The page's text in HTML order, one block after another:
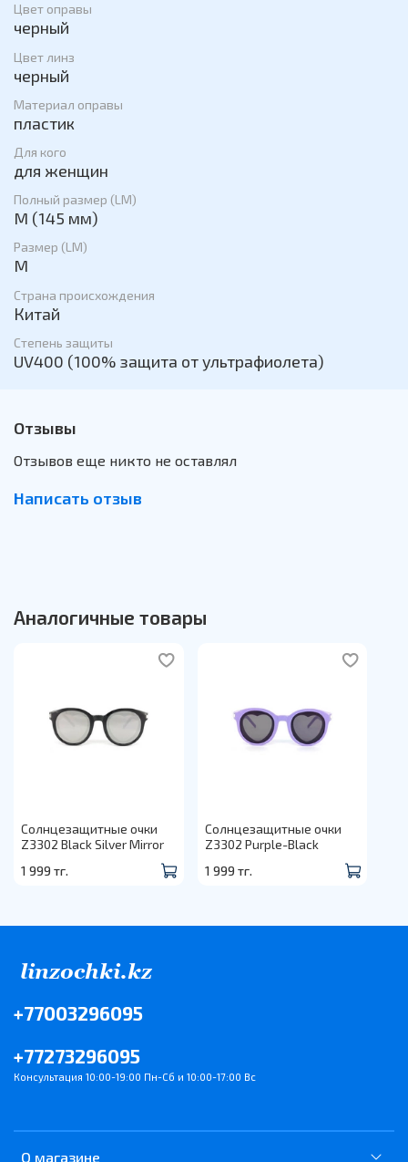
Цвет оправы
черный
Цвет линз
черный
Материал оправы
пластик
Для кого
для женщин
Полный размер (LM)
M (145 мм)
Размер (LM)
M
Страна происхождения
Китай
Степень защиты
UV400 (100% защита от ультрафиолета)
Отзывы
Отзывов еще никто не оставлял
Написать отзыв
Аналогичные товары
Солнцезащитные очки
Z3302 Black Silver Mirror
1 999 тг.
Солнцезащитные очки
Z3302 Purple-Black
1 999 тг.
О магазине
+77003296095
+77273296095
Консультация 10:00-19:00 Пн-Сб и 10:00-17:00 Вс